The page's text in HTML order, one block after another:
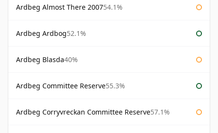
Ardbeg Almost There 200754.1%
Ardbeg Ardbog52.1%
Ardbeg Blasda40%
Ardbeg Committee Reserve55.3%
Ardbeg Corryvreckan Committee Reserve57.1%